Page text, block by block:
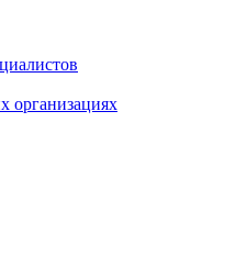
организациях